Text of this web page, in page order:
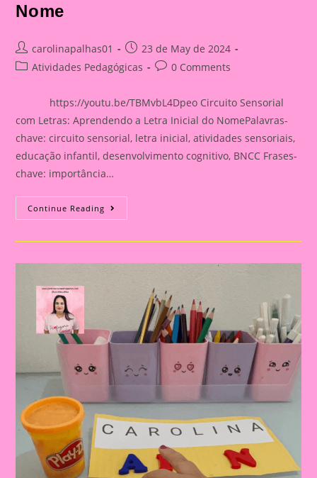
Nome
Post
author:
carolinapalhas01
Post
published:
23 de May de 2024
PostAtividades Pedagógicas
Post0 Comments
https://youtu.be/TBMvbL4Dpeo Circuito Sensorial
com Letras: Aprendendo a Letra Inicial do NomePalavras-
chave: circuito sensorial, letra inicial, atividades sensoriais,
educação infantil, desenvolvimento cognitivo, BNCC Frases-
chave: importância…
Continue Reading Atividade
Sensorial
Sensorial
Aprendendo